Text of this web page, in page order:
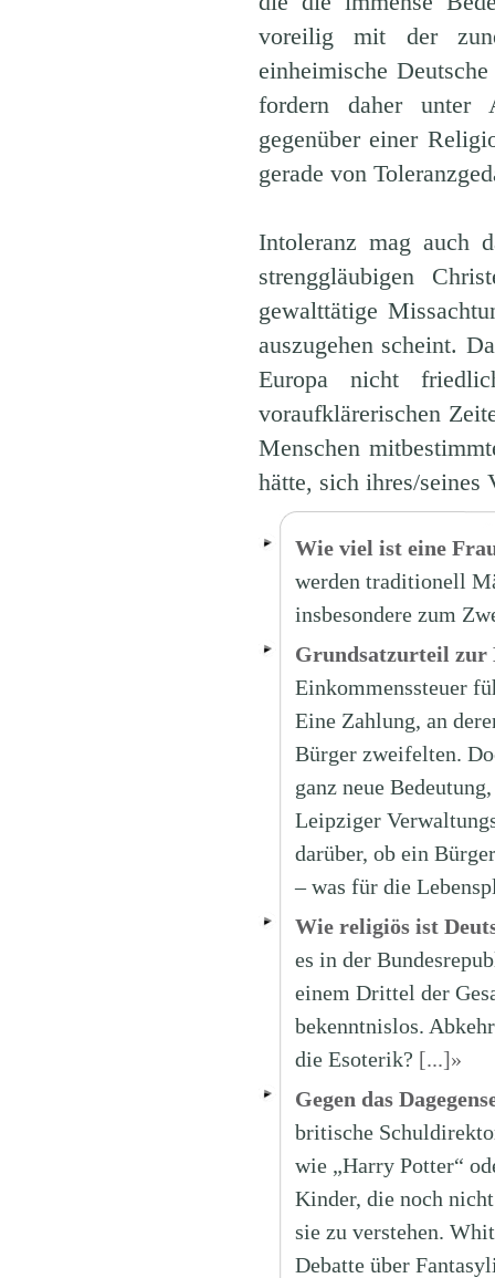
voreilig mit der
einheimische
fordern daher unter
gegenüber einer
gerade von
Intoleranz mag auch
strenggläubigen
gewalttätige
auszugehen scheint.
Europa nicht
voraufklärerischen
Menschen
hätte, sich ihres/seines
Wie viel ist eine
werden traditionell
insbesondere zum
Grundsatzurteil zur
Einkommenssteuer
Eine Zahlung, an
Bürger zweifelten.
ganz neue
Leipziger
darüber, ob ein
– was für die
Wie religiös ist
es in der
einem Drittel der
bekenntnislos.
die Esoterik? [...]»
Gegen das
britische
wie „Harry Potter“
Kinder, die noch
sie zu verstehen.
Debatte über